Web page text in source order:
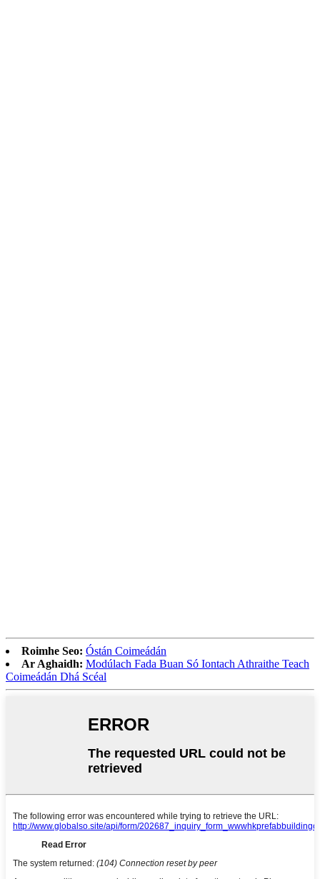
Roimhe Seo: Óstán Coimeádán
Ar Aghaidh: Modúlach Fada Buan Só Iontach Athraithe Teach
Coimeádán Dhá Scéal